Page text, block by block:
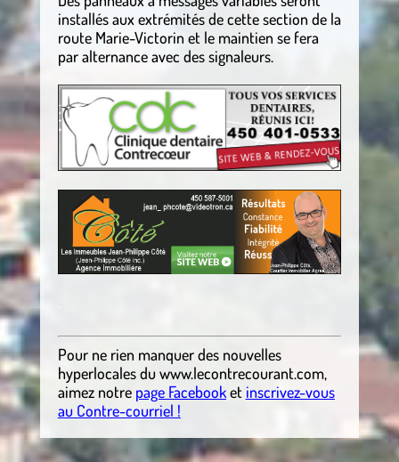
installés aux extrémités de cette section de la
route Marie-Victorin et le maintien se fera
par alternance avec des signaleurs.
Pour ne rien manquer des nouvelles
hyperlocalesdu www.lecontrecourant.com,
aimez notre page Facebooket inscrivez-vous
au Contre-courriel !